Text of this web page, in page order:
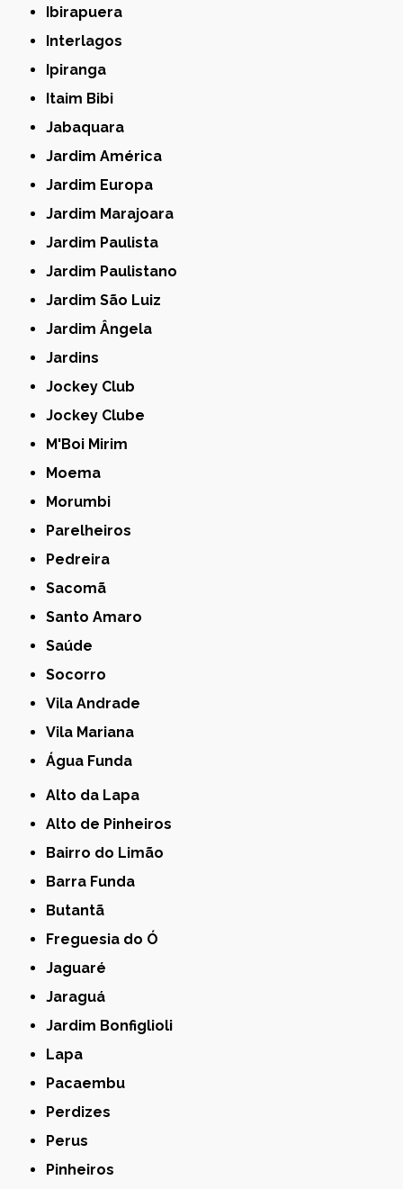
Ibirapuera
Interlagos
Ipiranga
Itaim Bibi
Jabaquara
Jardim América
Jardim Europa
Jardim Marajoara
Jardim Paulista
Jardim Paulistano
Jardim São Luiz
Jardim Ângela
Jardins
Jockey Club
Jockey Clube
M'Boi Mirim
Moema
Morumbi
Parelheiros
Pedreira
Sacomã
Santo Amaro
Saúde
Socorro
Vila Andrade
Vila Mariana
Água Funda
Alto da Lapa
Alto de Pinheiros
Bairro do Limão
Barra Funda
Butantã
Freguesia do Ó
Jaguaré
Jaraguá
Jardim Bonfiglioli
Lapa
Pacaembu
Perdizes
Perus
Pinheiros